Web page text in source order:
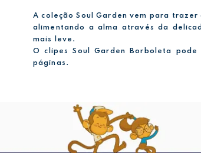
A coleção Soul Garden vem para
alimentando a alma através da
mais leve.
O clipes Soul Garden Borboleta
páginas.